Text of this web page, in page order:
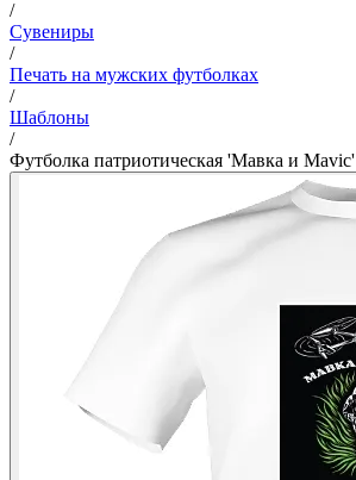
/
Сувениры
/
Печать на мужских футболках
/
Шаблоны
/
Футболка патриотическая 'Мавка и Mavic'